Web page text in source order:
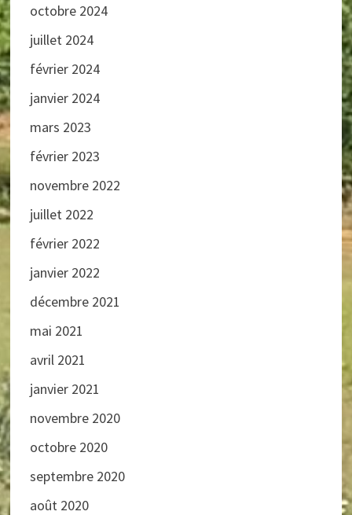
octobre 2024
juillet 2024
février 2024
janvier 2024
mars 2023
février 2023
novembre 2022
juillet 2022
février 2022
janvier 2022
décembre 2021
mai 2021
avril 2021
janvier 2021
novembre 2020
octobre 2020
septembre 2020
août 2020